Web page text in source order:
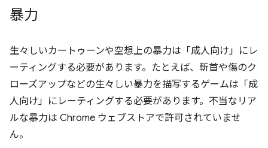
暴力
生々しいカートゥーンや空想上の暴力は「成人向け」にレ
ーティングする必要があります。たとえば、斬首や傷のク
ローズアップなどの生々しい暴力を描写するゲームは「成
人向け」にレーティングする必要があります。不当なリア
ルな暴力は Chrome ウェブストアで許可されていませ
ん。